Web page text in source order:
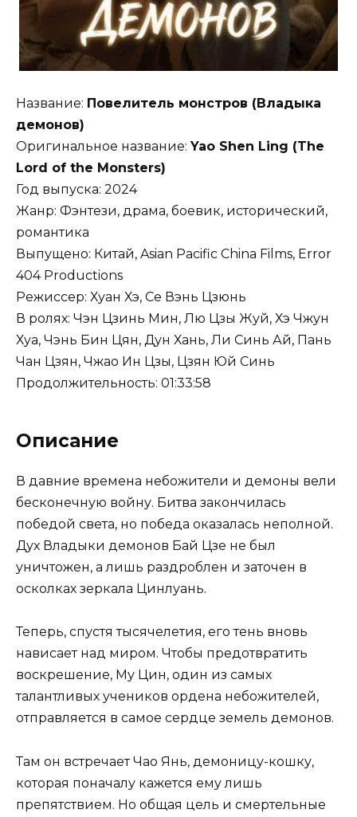
Название: Повелитель монстров (Владыка
демонов)
Оригинальное название:Yao Shen Ling (The
Lord of the Monsters)
Год выпуска: 2024
Жанр: Фэнтези, драма, боевик, исторический,
романтика
Выпущено: Китай, Asian Pacific China Films, Error
404 Productions
Режиссер: Хуан Хэ, Се Вэнь Цзюнь
В ролях: Чэн Цзинь Мин, Лю Цзы Жуй, Хэ Чжун
Хуа, Чэнь Бин Цян, Дун Хань, Ли Синь Ай, Пань
Чан Цзян, Чжао Ин Цзы, Цзян Юй Синь
Продолжительность: 01:33:58
Описание
В давние времена небожители и демоны вели
бесконечную войну. Битва закончилась
победой света, но победа оказалась неполной.
Дух Владыки демонов Бай Цзе не был
уничтожен, а лишь раздроблен и заточен в
осколках зеркала Цинлуань.
Теперь, спустя тысячелетия, его тень вновь
нависает над миром. Чтобы предотвратить
воскрешение, Му Цин, один из самых
талантливых учеников ордена небожителей,
отправляется в самое сердце земель демонов.
Там он встречает Чао Янь, демоницу-кошку,
которая поначалу кажется ему лишь
препятствием. Но общая цель и смертельные